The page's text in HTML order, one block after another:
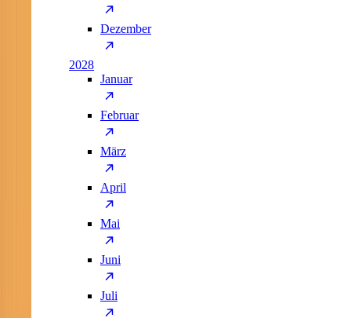
Dezember
2028
Januar
Februar
März
April
Mai
Juni
Juli